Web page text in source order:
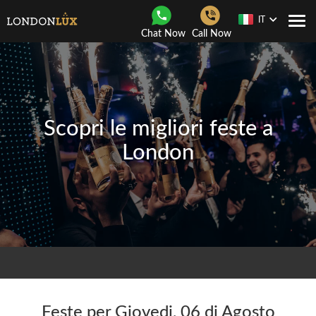
Chat Now Call Now
Scopri le migliori feste a
London
Feste per Giovedi, 06 di Agosto